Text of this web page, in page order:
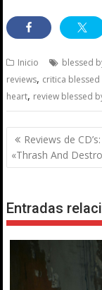
Inicio blessed
reviews, critica
heart, review blessed
Navegación
de
entradas
Reviews de
«Thrash And
Entradas